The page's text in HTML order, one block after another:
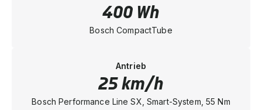
400 Wh
Bosch CompactTube
Antrieb
25 km/h
Bosch Performance Line SX, Smart-System, 55 Nm